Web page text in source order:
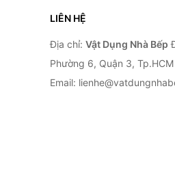
LIÊN HỆ
Địa chỉ: Vật Dụng Nhà Bếp
Phường 6, Quận 3, Tp.HCM
Email: